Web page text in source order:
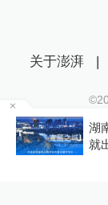
湖
就
关于澎湃 |
沪ICP证
互联网